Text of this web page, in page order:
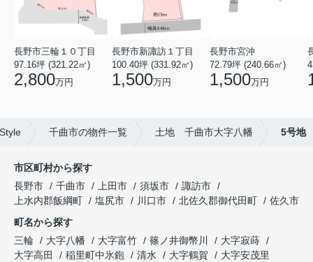
長野市三輪１０丁目
97.16坪 (321.22㎡)
2,800万円
長野市新諏訪１丁目
100.40坪 (331.92㎡)
1,500万円
長野市宮沖
72.79坪 (240.66㎡)
1,500万円
千曲市の物件一覧 土地 千曲市大字八幡 5号地
市区町村から探す
長野市
千曲市 上田市 須坂市
諏訪市
上水内郡飯綱町
塩尻市 川口市 北佐久郡御代田町
佐久市
町名から探す
三輪
大字八幡 大字富竹 篠ノ井御幣川
大字寂蒔
大字高田
稲里町中氷鉋 清水 大字鶴賀
大字安茂里